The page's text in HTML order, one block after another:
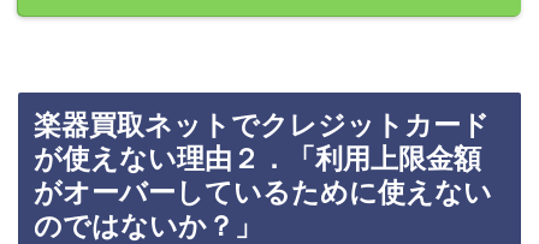
楽器買取ネットでクレジットカード
が使えない理由２．「利用上限金額
がオーバーしているために使えない
のではないか？」